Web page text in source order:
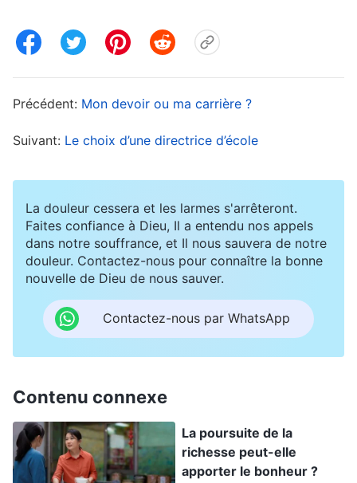
demi-journées. Je pouvais aussi avoir un jour de
pas d’aller aux réunions ou de faire mon devoir.
Quand l’automne 2006 est arrivé, la distillerie
réunions, le directeur de la distillerie disait
souvent : « C’est la haute saison de production.
En tant que cheffe d’équipe, tu dois trouver des
dans le temps imparti. Tu ne dois pas prendre de
congé, arriver en retard ou partir plus tôt
fond, tu seras virée ! » Quand j’entendais ça, je
me sentais contrainte dans mon cœur. J’avais
peur d’être licenciée si quoi que ce soit n’était pas
bien fait dans le travail. Même si je voulais aller
Précédent: Mon devoir ou ma carrière ?
Suivant: Le choix d’une directrice d’école
La douleur cessera et les larmes s'arrêteront.
Faites confiance à Dieu, Il a entendu nos appels
dans notre souffrance, et Il nous sauvera de notre
douleur. Contactez-nous pour connaître la bonne
nouvelle de Dieu de nous sauver.
Contactez-nous par WhatsApp
Contenu connexe
La poursuite de la
richesse peut-elle
apporter le bonheur ?